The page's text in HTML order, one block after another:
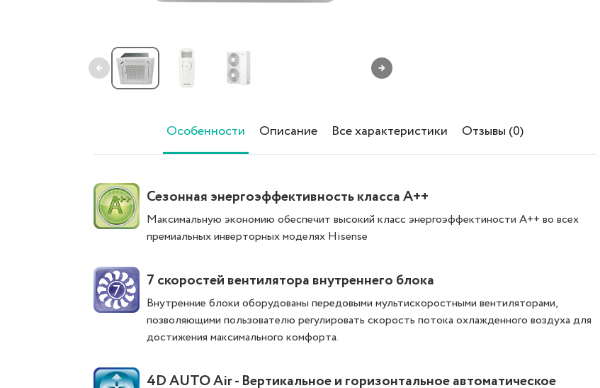
← →
Особенности Описание Все характеристики Отзывы (0)
Сезонная энергоэффективность класса А++
Максимальную экономию обеспечит высокий класс энергоэффектиности А++ во всех
премиальных инверторных моделях Hisense
7 скоростей вентилятора внутреннего блока
Внутренние блоки оборудованы передовыми мультискоростными вентиляторами,
позволяющими пользователю регулировать скорость потока охлажденного воздуха для
достижения максимального комфорта.
4D AUTO Air - Вертикальное и горизонтальное автоматическое